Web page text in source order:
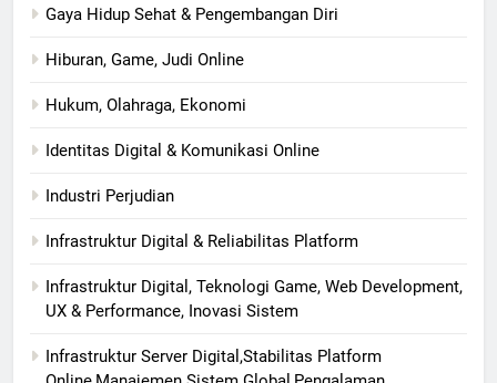
Gaya Hidup Sehat & Pengembangan Diri
Hiburan, Game, Judi Online
Hukum, Olahraga, Ekonomi
Identitas Digital & Komunikasi Online
Industri Perjudian
Infrastruktur Digital & Reliabilitas Platform
Infrastruktur Digital, Teknologi Game, Web Development,
UX & Performance, Inovasi Sistem
Infrastruktur Server Digital,Stabilitas Platform